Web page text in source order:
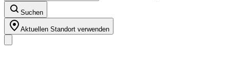
Suchen
Aktuellen Standort verwenden